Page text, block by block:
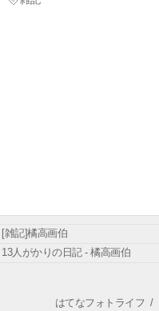
[雑記]橘高画伯
13人がかりの日記 - 橘高画伯
はてなフォトライフ /